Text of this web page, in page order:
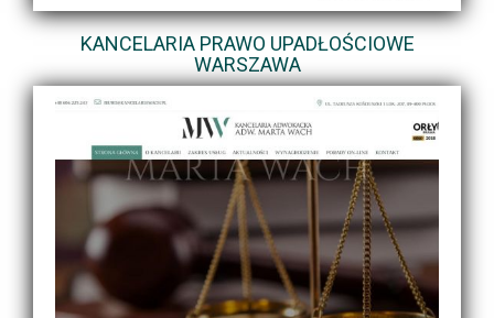
KANCELARIA PRAWO UPADŁOŚCIOWE
WARSZAWA